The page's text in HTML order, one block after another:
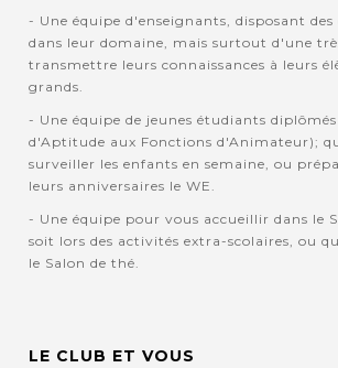
- Une équipe d'enseignants, disposant
dans leur domaine, mais surtout d'une
transmettre leurs connaissances à leurs
grands.
- Une équipe de jeunes étudiants
d'Aptitude aux Fonctions d'Animateur);
surveiller les enfants en semaine, ou
leurs anniversaires le WE.
- Une équipe pour vous accueillir dans le
soit lors des activités extra-scolaires, ou
le Salon de thé.
LE CLUB ET VOUS